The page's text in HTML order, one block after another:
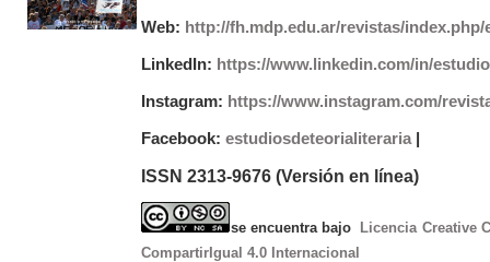
Web: http://fh.mdp.edu.ar/revistas/index.php/
LinkedIn: https://www.linkedin.com/in/
Instagram: https://www.instagram.com/
Facebook: estudiosdeteorialiteraria|
ISSN 2313-9676 (Versión en línea)
se encuentra bajo
Licencia Creative
CompartirIgual 4.0 Internacional